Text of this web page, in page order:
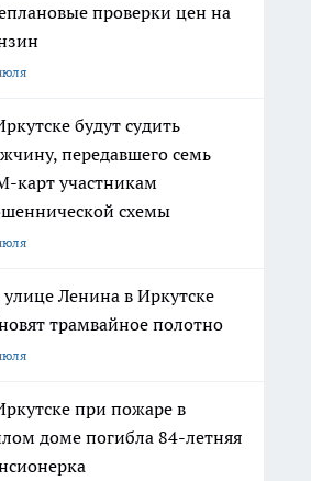
проверки цен на
будут судить
передавшего семь
карт участникам
схемы
Ленина в Иркутске
трамвайное полотно
при пожаре в
доме погибла 84-летняя